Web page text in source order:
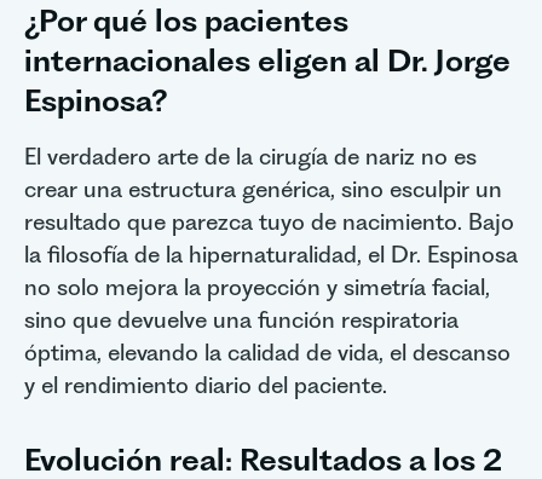
¿Por qué los pacientes
internacionales eligen al Dr. Jorge
Espinosa?
El verdadero arte de la cirugía de nariz no es
crear una estructura genérica, sino esculpir un
resultado que parezca tuyo de nacimiento. Bajo
la filosofía de la hipernaturalidad, el Dr. Espinosa
no solo mejora la proyección y simetría facial,
sino que devuelve una función respiratoria
óptima, elevando la calidad de vida, el descanso
y el rendimiento diario del paciente.
Evolución real: Resultados a los 2